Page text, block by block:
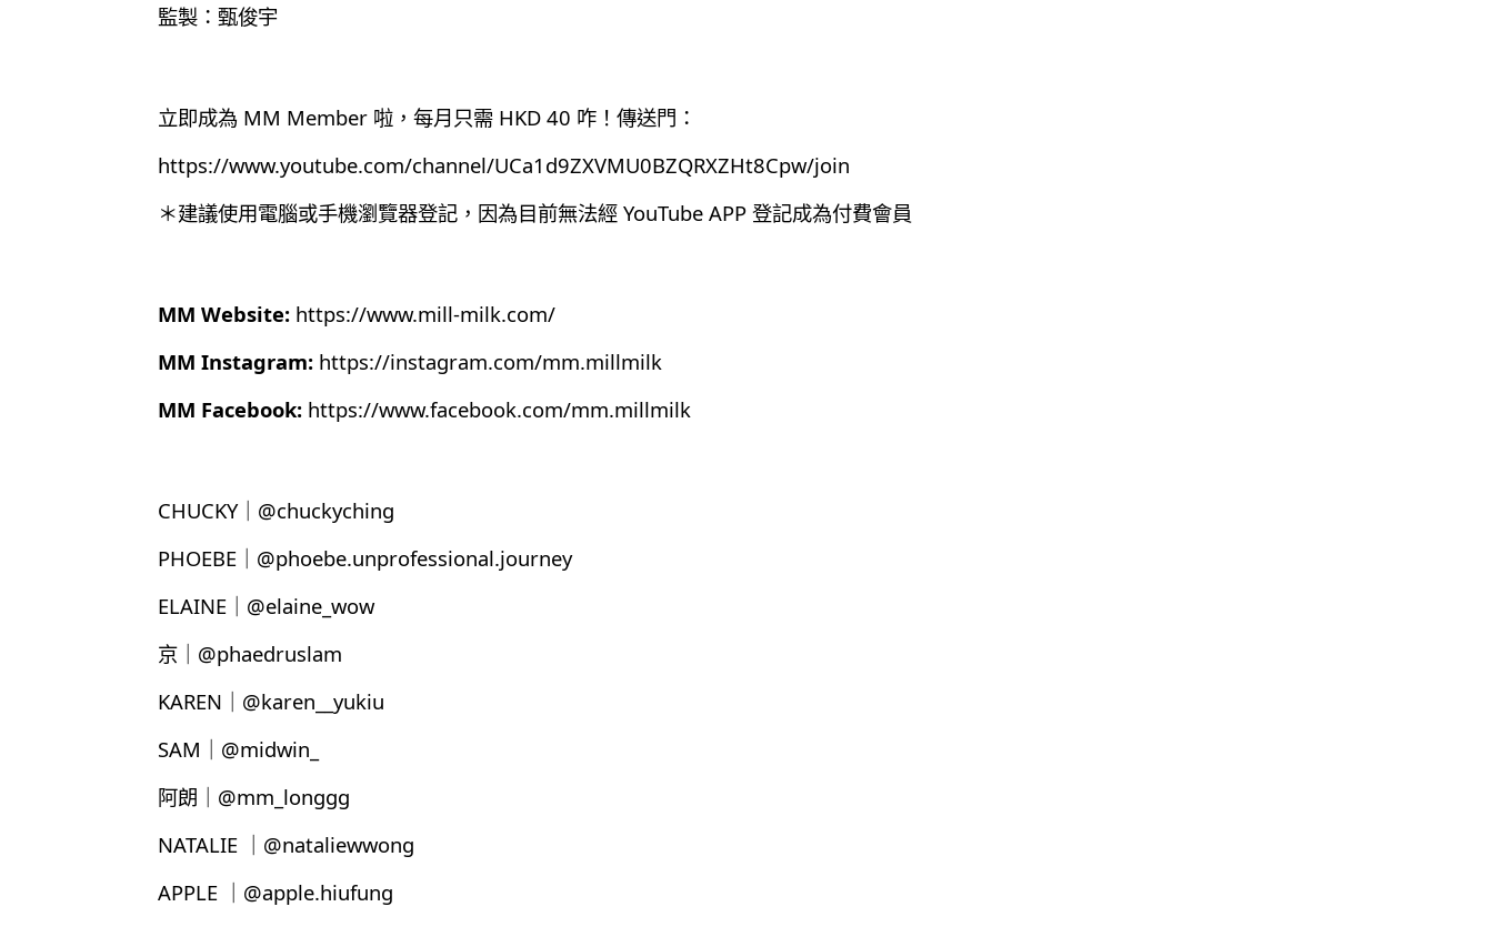
監製：甄俊宇
立即成為 MM Member 啦，每月只需 HKD 40 咋！傳送門：
https://www.youtube.com/channel/UCa1d9ZXVMU0BZQRXZHt8Cpw/join
＊建議使用電腦或手機瀏覽器登記，因為目前無法經 YouTube APP 登記成為付費會員
MM Website: https://www.mill-milk.com/
MM Instagram: https://instagram.com/mm.millmilk
MM Facebook: https://www.facebook.com/mm.millmilk
CHUCKY｜@chuckyching
PHOEBE｜@phoebe.unprofessional.journey
ELAINE｜@elaine_wow
京｜@phaedruslam
KAREN｜@karen__yukiu
SAM｜@midwin_
阿朗｜@mm_longgg
NATALIE ｜@nataliewwong
APPLE ｜@apple.hiufung